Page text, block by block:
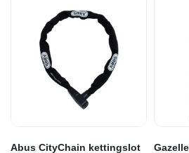
Abus CityChain kettingslot